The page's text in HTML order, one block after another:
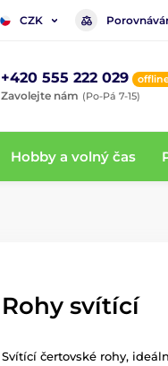
CZK
+420 555 222 029
Zavolejte nám (Po-Pá 7-15)
Hobby a volný čas
Rohy svítící
Svítící čertovské rohy,